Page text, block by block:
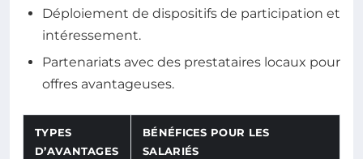
Déploiement de dispositifs de participation et
intéressement.
Partenariats avec des prestataires locaux pour
offres avantageuses.
TYPES
D’AVANTAGES
BÉNÉFICES POUR LES
SALARIÉS